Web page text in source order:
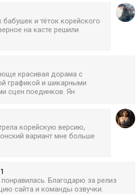
и тёток корейского
на касте решили
красивая дорама с
графикой и шикарными
сцен поединков. Ян
корейскую версию,
вариант мне больше
Благодарю за релиз
сайта и команды озвучки.